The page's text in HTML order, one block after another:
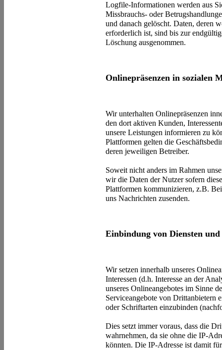
Logfile-Informationen werden aus
Missbrauchs- oder
und danach gelöscht. Daten, deren
erforderlich ist, sind bis zur
Löschung ausgenommen.
Onlinepräsenzen in sozialen
Wir unterhalten Onlinepräsenzen
den dort aktiven Kunden,
unsere Leistungen informieren zu
Plattformen gelten die
deren jeweiligen Betreiber.
Soweit nicht anders im Rahmen
wir die Daten der Nutzer sofern
Plattformen kommunizieren, z.B.
uns Nachrichten zusenden.
Einbindung von Diensten
Wir setzen innerhalb unseres
Interessen (d.h. Interesse an der
unseres Onlineangebotes im Sinne
Serviceangebote von Drittanbietern
oder Schriftarten einzubinden
Dies setzt immer voraus, dass die
wahrnehmen, da sie ohne die IP-
könnten. Die IP-Adresse ist damit